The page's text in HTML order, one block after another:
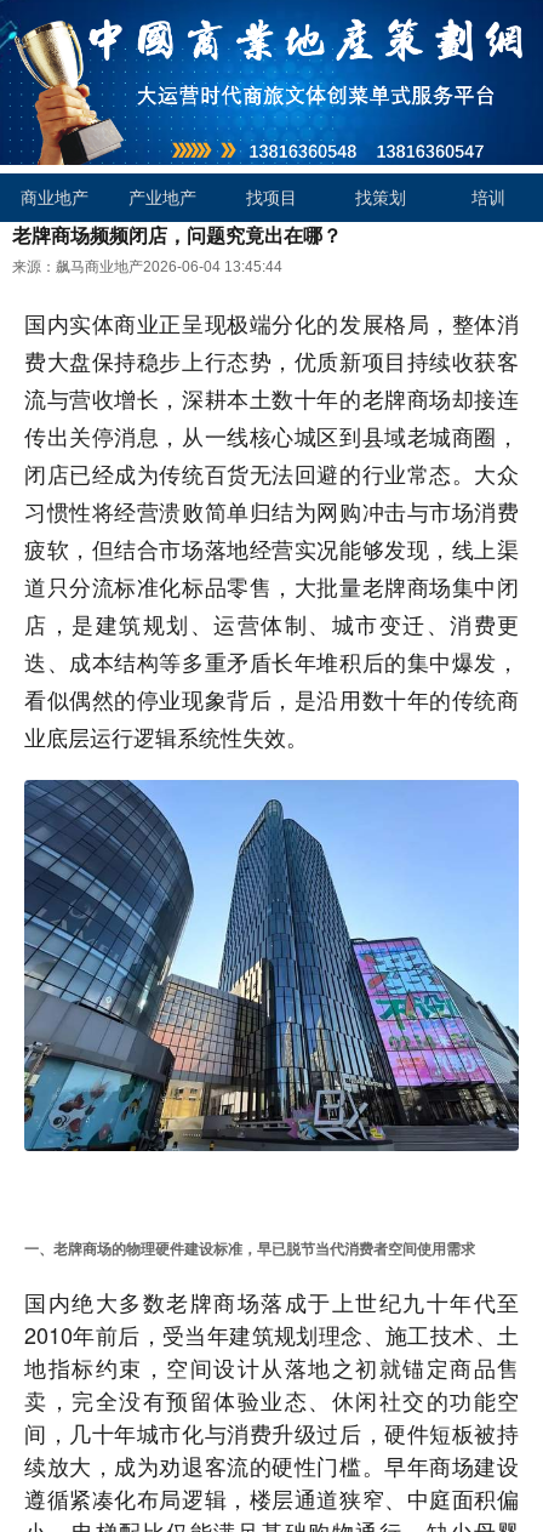
商业地产 产业地产 找项目 找策划 培训
老牌商场频频闭店，问题究竟出在哪？
来源：飙马商业地产2026-06-04 13:45:44
国内实体商业正呈现极端分化的发展格局，整体消
费大盘保持稳步上行态势，优质新项目持续收获客
流与营收增长，深耕本土数十年的老牌商场却接连
传出关停消息，从一线核心城区到县域老城商圈，
闭店已经成为传统百货无法回避的行业常态。大众
习惯性将经营溃败简单归结为网购冲击与市场消费
疲软，但结合市场落地经营实况能够发现，线上渠
道只分流标准化标品零售，大批量老牌商场集中闭
店，是建筑规划、运营体制、城市变迁、消费更
迭、成本结构等多重矛盾长年堆积后的集中爆发，
看似偶然的停业现象背后，是沿用数十年的传统商
业底层运行逻辑系统性失效。
一、老牌商场的物理硬件建设标准，早已脱节当代消费者空间使用需求
国内绝大多数老牌商场落成于上世纪九十年代至
2010年前后，受当年建筑规划理念、施工技术、土
地指标约束，空间设计从落地之初就锚定商品售
卖，完全没有预留体验业态、休闲社交的功能空
间，几十年城市化与消费升级过后，硬件短板被持
续放大，成为劝退客流的硬性门槛。早年商场建设
遵循紧凑化布局逻辑，楼层通道狭窄、中庭面积偏